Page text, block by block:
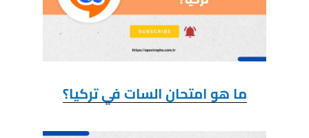
ما هو امتحان السات في تركيا؟